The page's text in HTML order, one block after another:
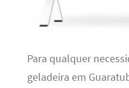
Para qualquer
geladeira em